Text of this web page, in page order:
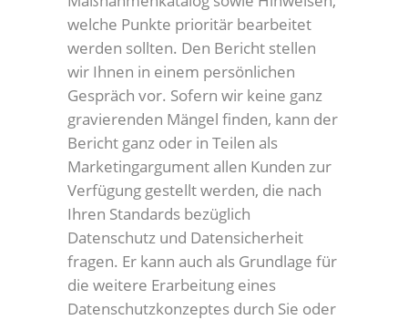
welche Punkte prioritär bearbeitet
werden sollten. Den Bericht stellen
wir Ihnen in einem persönlichen
Gespräch vor. Sofern wir keine ganz
gravierenden Mängel finden, kann der
Bericht ganz oder in Teilen als
Marketingargument allen Kunden zur
Verfügung gestellt werden, die nach
Ihren Standards bezüglich
Datenschutz und Datensicherheit
fragen. Er kann auch als Grundlage für
die weitere Erarbeitung eines
Datenschutzkonzeptes durch Sie oder